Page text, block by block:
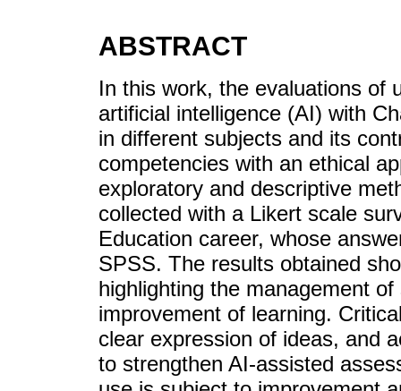
ABSTRACT
In this work, the evaluations of
artificial intelligence (AI) with
in different subjects and its
competencies with an ethical
exploratory and descriptive
collected with a Likert scale
Education career, whose
SPSS. The results obtained
highlighting the management
improvement of learning.
clear expression of ideas, and
to strengthen AI-assisted